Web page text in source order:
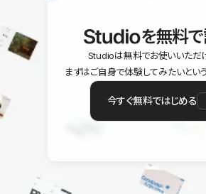
を無料
Studioは無料でお使いいただけ
まずはご自身で体験してみたいという
今すぐ無料ではじめる